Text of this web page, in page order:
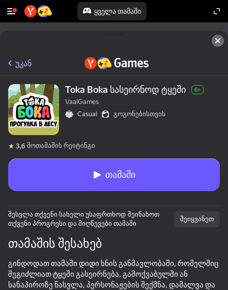
ყველა თამაში
ჩართეთ მოწყობილობა
თამაში მუშაობს მხოლოდ ჰორიზონტალური
ორიენტაცია
დატვირთვა
უკან
Toka Boka სასეირნოდ ტყეში 6+
VaalGames
Casual
გოგონებისთვის
3,6 მოთამაშის რეიტინგი
თამაში
შესვლა თქვენი სახელი უსაფრთხოდ შეინახოთ
თქვენი პროგრესი და მიღწევები თამაში
შეიყვანეთ
თამაშის შესახებ
გინდოდათ თამაში დიდი ხნის განმავლობაში, რომელშიც
შეგიძლიათ ტყეში გასეირნება, გამოქვაბულში ან
სანაპიროზე წასვლა, პერსონაჟების შექმნა, დამალვა და